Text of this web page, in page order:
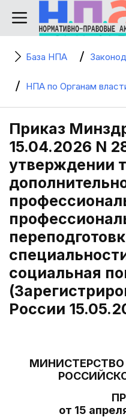
База НПА
НПА по Органам
Приказ
15.04.2026 N
утверждении
социальная
России
МИНИСТЕРСТВО
от 15